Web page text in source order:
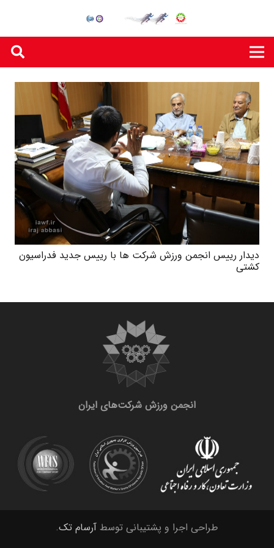
دیدار رییس انجمن ورزش شرکت ها با رییس جدید فدراسیون
کشتی
انجمن ورزش شرکت‌های ایران
طراحی اجرا و پشتیبانی توسط آرسام تک.